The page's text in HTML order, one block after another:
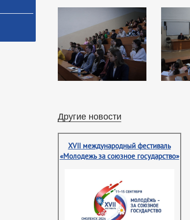
Другие новости
XVII международный фестиваль
«Молодежь за союзное государство»